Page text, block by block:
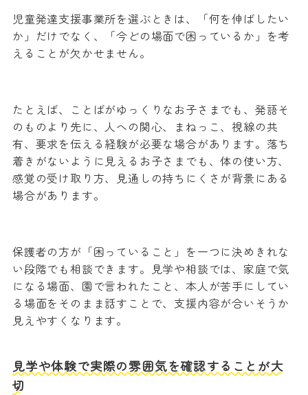
児童発達支援事業所を選ぶときは、「何を伸ばしたい
か」だけでなく、「今どの場面で困っているか」を考
えることが欠かせません。
たとえば、ことばがゆっくりなお子さまでも、発語そ
のものより先に、人への関心、まねっこ、視線の共
有、要求を伝える経験が必要な場合があります。落ち
着きがないように見えるお子さまでも、体の使い方、
感覚の受け取り方、見通しの持ちにくさが背景にある
場合があります。
保護者の方が「困っていること」を一つに決めきれな
い段階でも相談できます。見学や相談では、家庭で気
になる場面、園で言われたこと、本人が苦手にしてい
る場面をそのまま話すことで、支援内容が合いそうか
見えやすくなります。
見学や体験で実際の雰囲気を確認することが大
切